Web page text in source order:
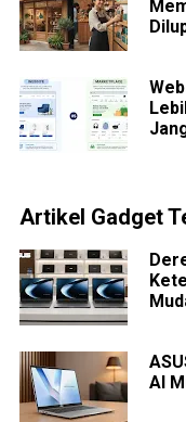
Artikel Gadget
AI